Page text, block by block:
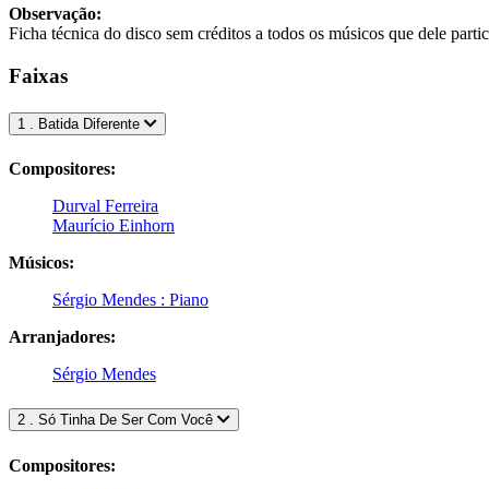
Observação:
Ficha técnica do disco sem créditos a todos os músicos que dele
Faixas
1 . Batida Diferente
Compositores:
Durval Ferreira
Maurício Einhorn
Músicos:
Sérgio Mendes : Piano
Arranjadores:
Sérgio Mendes
2 . Só Tinha De Ser Com Você
Compositores: